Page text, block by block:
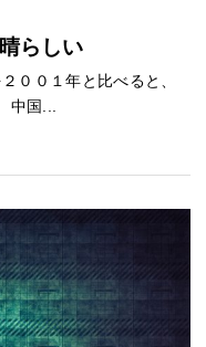
らしい
００１年と比べると、
中国...